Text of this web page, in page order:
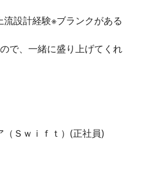
流設計経験※ブランクがある
で、一緒に盛り上げてくれ
（Ｓｗｉｆｔ）(正社員)